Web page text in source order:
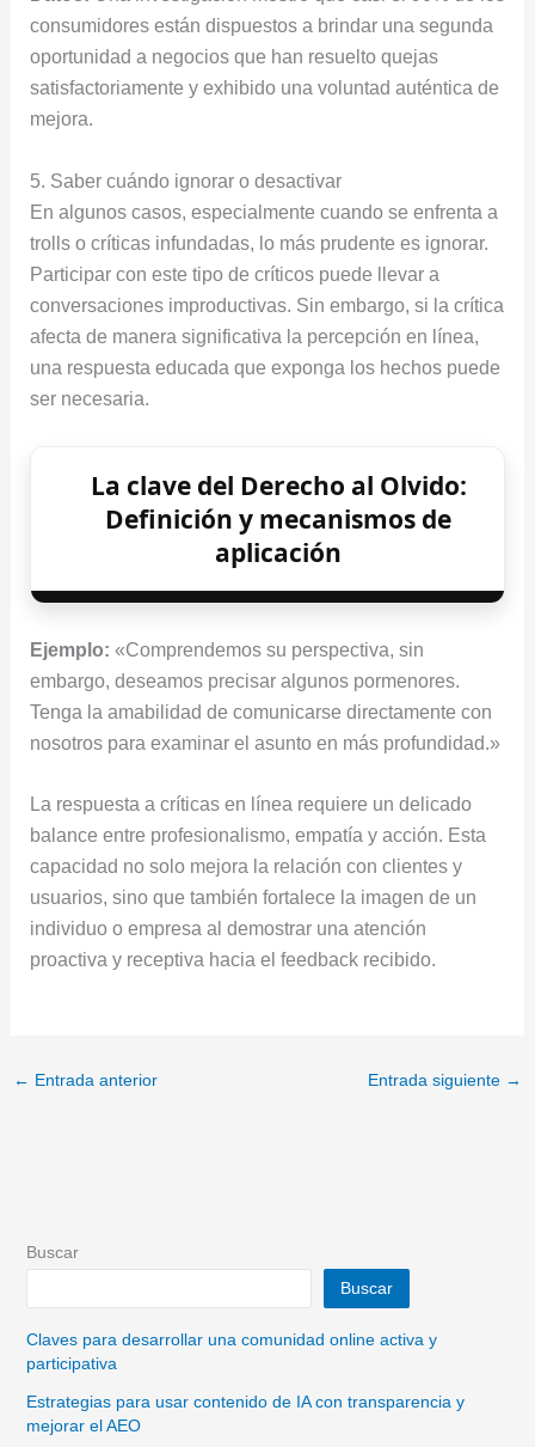
consumidores están dispuestos a brindar una segunda
oportunidad a negocios que han resuelto quejas
satisfactoriamente y exhibido una voluntad auténtica de
mejora.
5. Saber cuándo ignorar o desactivar
En algunos casos, especialmente cuando se enfrenta a
trolls o críticas infundadas, lo más prudente es ignorar.
Participar con este tipo de críticos puede llevar a
conversaciones improductivas. Sin embargo, si la crítica
afecta de manera significativa la percepción en línea,
una respuesta educada que exponga los hechos puede
ser necesaria.
La clave del Derecho al Olvido:
Definición y mecanismos de
aplicación
Ejemplo: «Comprendemos su perspectiva, sin
embargo, deseamos precisar algunos pormenores.
Tenga la amabilidad de comunicarse directamente con
nosotros para examinar el asunto en más profundidad.»
La respuesta a críticas en línea requiere un delicado
balance entre profesionalismo, empatía y acción. Esta
capacidad no solo mejora la relación con clientes y
usuarios, sino que también fortalece la imagen de un
individuo o empresa al demostrar una atención
proactiva y receptiva hacia el feedback recibido.
← Entrada anterior Entrada siguiente →
Buscar
Buscar
Claves para desarrollar una comunidad online activa y
participativa
Estrategias para usar contenido de IA con transparencia y
mejorar el AEO